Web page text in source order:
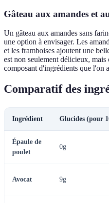
Gâteau aux amandes et
Un gâteau aux amandes sans
une option à envisager. Les
et les framboises ajoutent une
est non seulement délicieux, mais
composant d'ingrédients que l'on
Comparatif des
Ingrédient Glucides (pour
Épaule de
poulet
0g
Avocat 9g